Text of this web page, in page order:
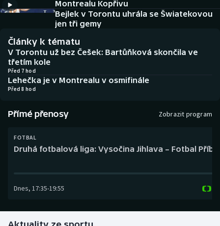
Baseball a softbal
Basketbal
Biatlon
Boby a skeleton
Box
Soutěže
Historické návraty
Aplikace ČT sport
AZ kvíz
Montrealu Kopřivu
Bejlek v Torontu uhrála se Šwiatekovou
jen tři gemy
Články k tématu
V Torontu už bez Češek: Bartůňková skončila ve
třetím kole
Před 7 hod
Lehečka je v Montrealu v osmifinále
Před 8 hod
Přímé přenosy Zobrazit program
FOTBAL
Druhá fotbalová liga: Vysočina Jihlava – Fotbal
Dnes, 17:35-19:55